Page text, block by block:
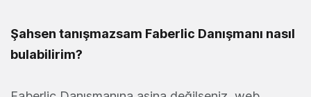
Şahsen tanışmazsam Faberlic Danışmanı nasıl
bulabilirim?